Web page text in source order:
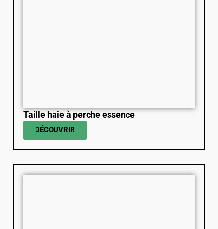
Taille haie à perche essence
DÉCOUVRIR